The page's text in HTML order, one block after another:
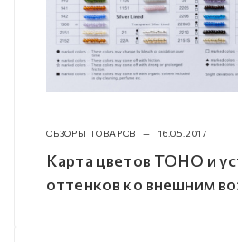
ОБЗОРЫ ТОВАРОВ — 16.05.2017
Карта цветов TOHO и
оттенков ко внешним